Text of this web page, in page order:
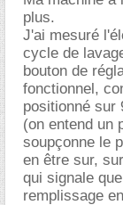
plus.
J'ai mesuré
cycle de
bouton de
fonctionnel,
positionné sur
(on entend un
soupçonne le
en être sur,
qui signale
remplissage